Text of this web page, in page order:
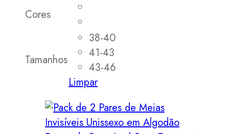
Cores
Tamanhos
38-40
41-43
43-46
Limpar